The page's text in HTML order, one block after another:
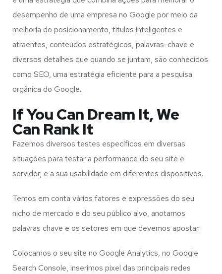
desempenho de uma empresa no Google por meio da
melhoria do posicionamento, títulos inteligentes e
atraentes, conteúdos estratégicos, palavras-chave e
diversos detalhes que quando se juntam, são conhecidos
como SEO, uma estratégia eficiente para a pesquisa
orgânica do Google.
If You Can Dream It, We
Can Rank It
Fazemos diversos testes específicos em diversas
situações para testar a performance do seu site e
servidor, e a sua usabilidade em diferentes dispositivos.
Temos em conta vários fatores e expressões do seu
nicho de mercado e do seu público alvo, anotamos
palavras chave e os setores em que devemos apostar.
Colocamos o seu site no Google Analytics, no Google
Search Console, inserimos pixel das principais redes